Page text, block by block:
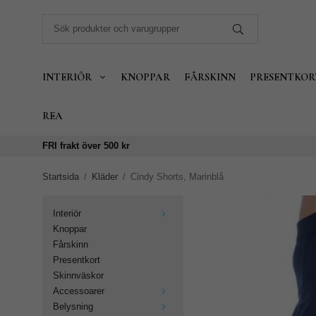
INTERIÖR KNOPPAR FÅRSKINN
REA
FRI frakt över 500 kr
Startsida / Kläder / Cindy Shorts, Marinblå
Interiör
Knoppar
Fårskinn
Presentkort
Skinnväskor
Accessoarer
Belysning